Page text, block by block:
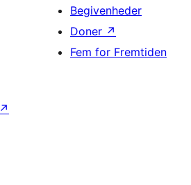
Begivenheder
Doner ↗
Fem for Fremtiden
↗